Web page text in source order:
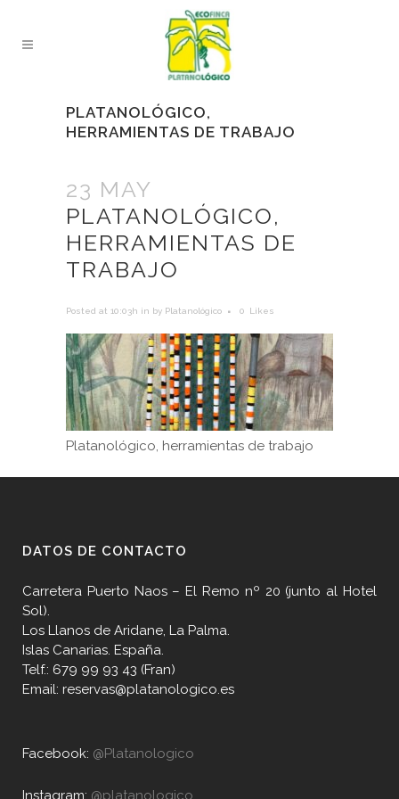
PLATANOLÓGICO,
HERRAMIENTAS DE TRABAJO
23 MAY
PLATANOLÓGICO,
HERRAMIENTAS DE
TRABAJO
Posted at 10:03h in by Platanológico 0 Likes
Platanológico, herramientas de trabajo
DATOS DE CONTACTO
Carretera Puerto Naos – El Remo nº 20 (junto al Hotel
Sol).
Los Llanos de Aridane, La Palma.
Islas Canarias. España.
Telf.: 679 99 93 43 (Fran)
Email: reservas@platanologico.es
Facebook: @Platanologico
Instagram: @platanologico